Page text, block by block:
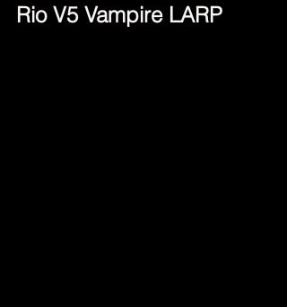
Rio V5 Vampire LARP